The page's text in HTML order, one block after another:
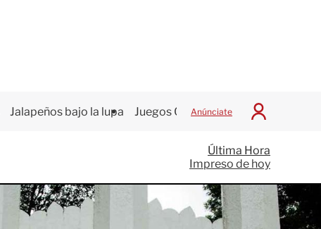
Jalapeños bajo la lupa Juegos Centroamericanos
Anúnciate
I
c
i
a
r
S
Última Hora
Impreso de hoy